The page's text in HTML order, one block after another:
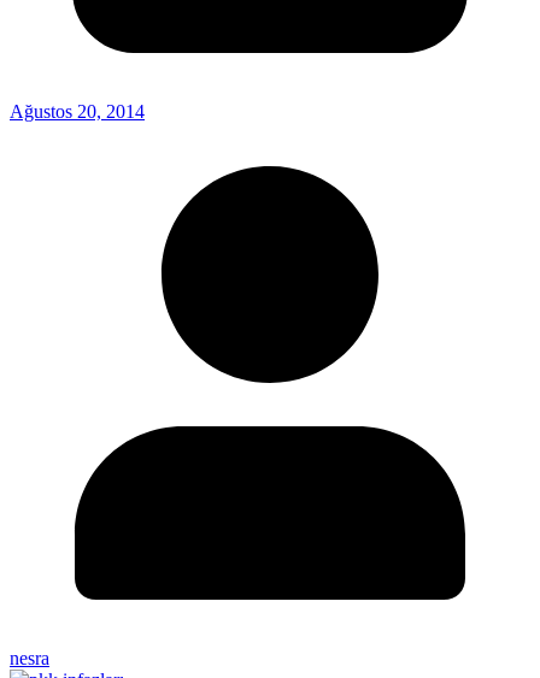
Ağustos 20, 2014
nesra